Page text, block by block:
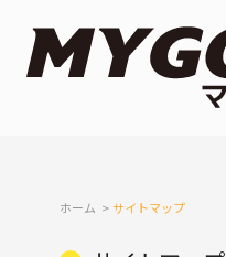
ホーム サイトマップ